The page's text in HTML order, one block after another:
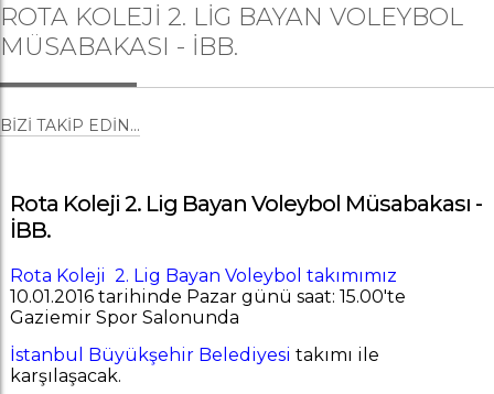
ROTA KOLEJI 2. LIG BAYAN VOLEYBOL
MÜSABAKASI - İBB.
BIZI TAKIP EDIN...
Rota Koleji 2. Lig Bayan Voleybol Müsabakası -
İBB.
Rota Koleji 2. Lig Bayan Voleybol takımımız
10.01.2016 tarihinde Pazar günü saat: 15.00'te
Gaziemir Spor Salonunda
İstanbul Büyükşehir Belediyesi takımı ile
karşılaşacak.